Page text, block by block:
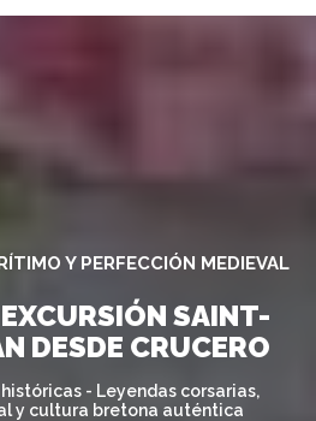
Y PERFECCIÓN MEDIEVAL
SAINT-
DESDE CRUCERO
- Leyendas corsarias,
y cultura bretona auténtica